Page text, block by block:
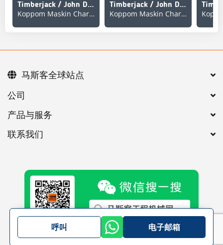
Timberjack / John Deere Ersätter F003171
Koppom Maskin Charlottenberg
Timberjack / John Deere Ersätter F698475 Grindbreddare
Koppom Maskin Charlottenberg
公司
产品与服务
联系我们
©2026 马斯客 一般条款 隐私政策 产品分类导航
马斯客全球站点
呼叫 电子邮箱